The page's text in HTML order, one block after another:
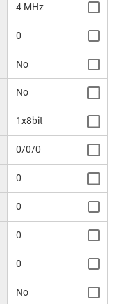
4 MHz
0
No
No
1x8bit
0/0/0
0
0
0
0
No